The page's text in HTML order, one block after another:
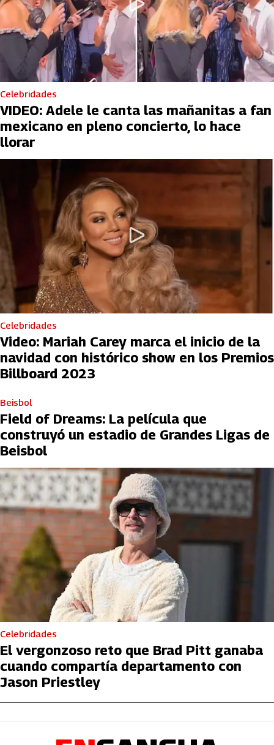
Celebridades
VIDEO: Adele le canta las mañanitas a fan
mexicano en pleno concierto, lo hace
llorar
Celebridades
Video: Mariah Carey marca el inicio de la
navidad con histórico show en los Premios
Billboard 2023
Beisbol
Field of Dreams: La película que
construyó un estadio de Grandes Ligas de
Beisbol
Celebridades
El vergonzoso reto que Brad Pitt ganaba
cuando compartía departamento con
Jason Priestley